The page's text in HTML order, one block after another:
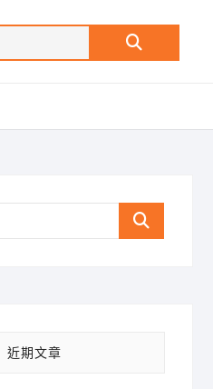
Search
Search
近期文章